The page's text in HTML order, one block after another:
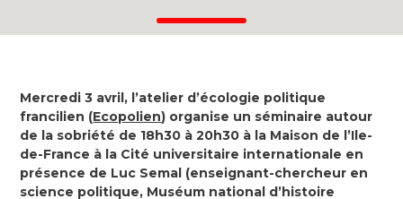
Mercredi 3 avril, l’atelier d’écologie politique
francilien (Ecopolien) organise un séminaire autour
de la sobriété de 18h30 à 20h30 à la Maison de l’Ile-
de-France à la Cité universitaire internationale en
présence de Luc Semal (enseignant-chercheur en
science politique, Muséum national d’histoire